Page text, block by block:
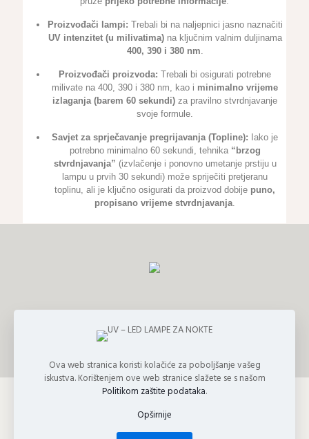
Proizvođači lampi: Trebali bi na naljepnici jasno naznačiti
UV intenzitet (u milivatima)na ključnim valnim duljinama
400, 390 i 380 nm.
Proizvođači proizvoda: Trebali bi osigurati potrebne
milivate na 400, 390 i 380 nm, kao i minimalno vrijeme
izlaganja (barem 60 sekundi) za pravilno stvrdnjavanje
svoje formule.
Savjet za sprječavanje pregrijavanja (Topline): Iako je
potrebno minimalno 60 sekundi, tehnika “brzog
stvrdnjavanja” (izvlačenje i ponovno umetanje prstiju u
lampu u prvih 30 sekundi) može spriječiti pretjeranu
toplinu, ali je ključno osigurati da proizvod dobije puno,
propisano vrijeme stvrdnjavanja.
© 2026 Athena Kozmetički Studio | Sva prava zadržana | UX
Ova web stranica koristi kolačiće za poboljšanje vašeg
iskustva. Korištenjem ove web stranice slažete se s našom
Politikom zaštite podataka.
Opširnije